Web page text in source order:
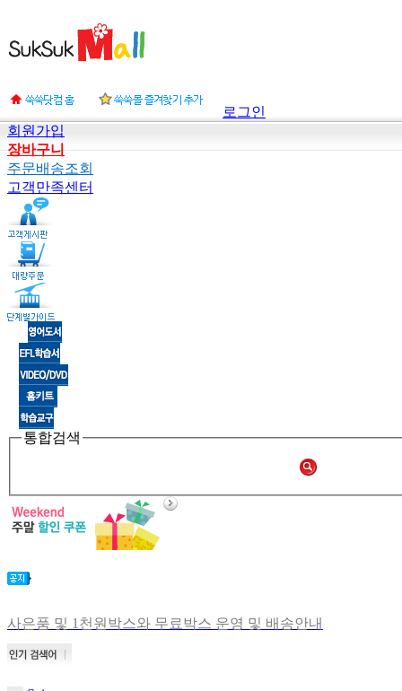
로그인
회원가입
장바구니
주문배송조회
고객만족센터
통합검색
사은품 및 1천원박스와 무료박스 운영 및 배송안내
[공지] 쑥쑥몰 재오픈합니다.